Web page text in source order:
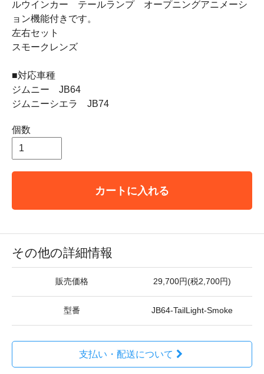
ルウインカー テールランプ オープニングアニメーシ
ョン機能付きです。
左右セット
スモークレンズ
■対応車種
ジムニー JB64
ジムニーシエラ JB74
個数
カートに入れる
その他の詳細情報
販売価格 29,700円(税2,700円)
型番 JB64-TailLight-Smoke
支払い・配送について